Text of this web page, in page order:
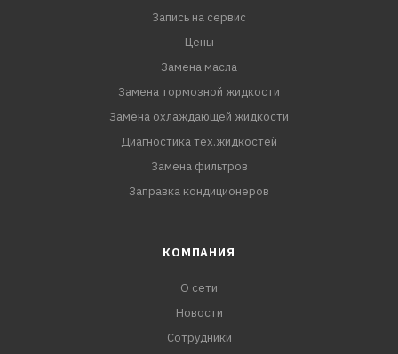
Запись на сервис
Цены
Замена масла
Замена тормозной жидкости
Замена охлаждающей жидкости
Диагностика тех.жидкостей
Замена фильтров
Заправка кондиционеров
КОМПАНИЯ
О сети
Новости
Сотрудники